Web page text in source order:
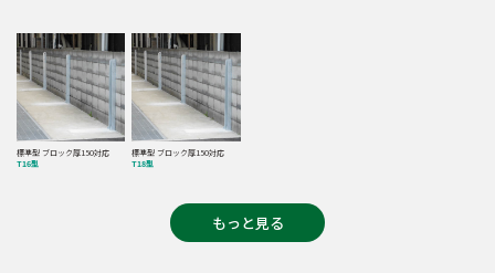
標準型 ブロック厚150対応
T16型
標準型 ブロック厚150対応
T18型
もっと見る